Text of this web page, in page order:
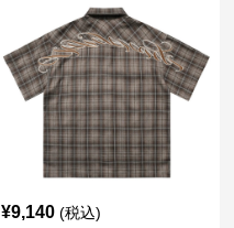
¥9,140 (税込)